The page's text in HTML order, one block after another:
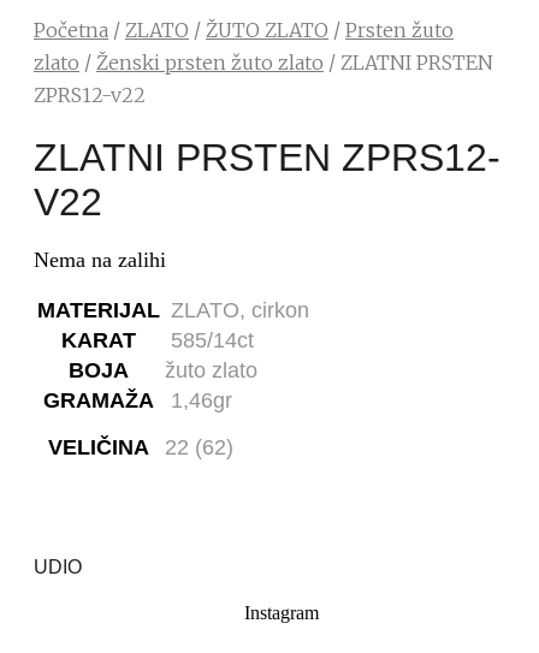
Početna / ZLATO / ŽUTO ZLATO / Prsten žuto
zlato / Ženski prsten žuto zlato / ZLATNI PRSTEN
ZPRS12-v22
ZLATNI PRSTEN ZPRS12-
V22
Nema na zalihi
MATERIJAL ZLATO, cirkon
KARAT
585/14ct
BOJA
žuto zlato
GRAMAŽA
VELIČINA
1,46gr
22 (62)
UDIO
Instagram